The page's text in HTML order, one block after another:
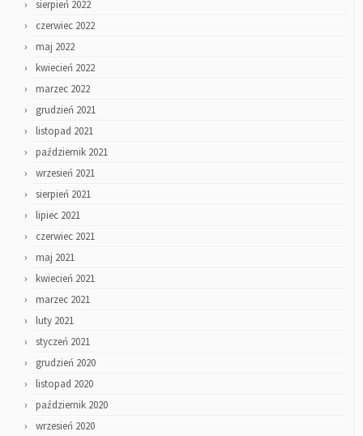
sierpień 2022
czerwiec 2022
maj 2022
kwiecień 2022
marzec 2022
grudzień 2021
listopad 2021
październik 2021
wrzesień 2021
sierpień 2021
lipiec 2021
czerwiec 2021
maj 2021
kwiecień 2021
marzec 2021
luty 2021
styczeń 2021
grudzień 2020
listopad 2020
październik 2020
wrzesień 2020